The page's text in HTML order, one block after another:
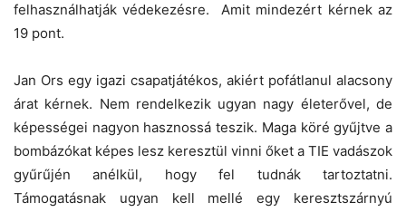
felhasználhatják védekezésre. Amit mindezért kérnek az
19 pont.
Jan Ors egy igazi csapatjátékos, akiért pofátlanul alacsony
árat kérnek. Nem rendelkezik ugyan nagy életerővel, de
képességei nagyon hasznossá teszik. Maga köré gyűjtve a
bombázókat képes lesz keresztül vinni őket a TIE vadászok
gyűrűjén anélkül, hogy fel tudnák tartoztatni.
Támogatásnak ugyan kell mellé egy keresztszárnyú